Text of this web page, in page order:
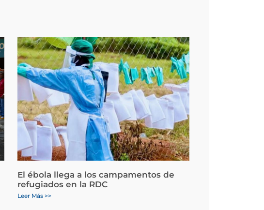
El ébola llega a los campamentos de
refugiados en la RDC
Leer Más >>